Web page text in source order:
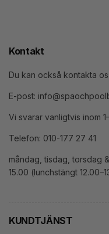
Kontakt
Du kan också kontakta
E-post:
Vi svarar vanligtvis inom
Telefon: 010-177 27 41
måndag, tisdag, torsdag
15.00 (lunchstängt
KUNDTJÄNST